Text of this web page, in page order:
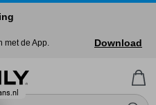
met de App.
Download